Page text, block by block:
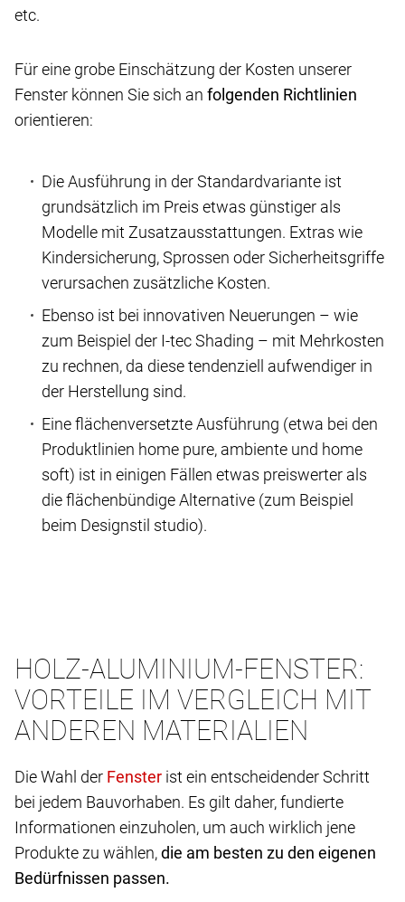
etc.
Für eine grobe Einschätzung der Kosten unserer
Fenster können Sie sich an folgenden Richtlinien
orientieren:
Die Ausführung in der Standardvariante ist
grundsätzlich im Preis etwas günstiger als
Modelle mit Zusatzausstattungen. Extras wie
Kindersicherung, Sprossen oder Sicherheitsgriffe
verursachen zusätzliche Kosten.
Ebenso ist bei innovativen Neuerungen – wie
zum Beispiel der I-tec Shading – mit Mehrkosten
zu rechnen, da diese tendenziell aufwendiger in
der Herstellung sind.
Eine flächenversetzte Ausführung (etwa bei den
Produktlinien home pure, ambiente und home
soft) ist in einigen Fällen etwas preiswerter als
die flächenbündige Alternative (zum Beispiel
beim Designstil studio).
HOLZ-ALUMINIUM-FENSTER:
VORTEILE IM VERGLEICH MIT
ANDEREN MATERIALIEN
Die Wahl der
ist ein entscheidender Schritt
bei jedem Bauvorhaben. Es gilt daher, fundierte
Informationen einzuholen, um auch wirklich jene
Produkte zu wählen,die am besten zu den eigenen
Bedürfnissen passen.